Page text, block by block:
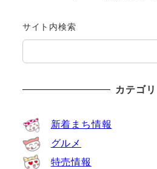
サイト内検索
カテゴリ
新着まち情報
グルメ
特売情報